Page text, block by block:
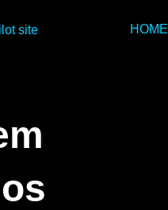
HOME